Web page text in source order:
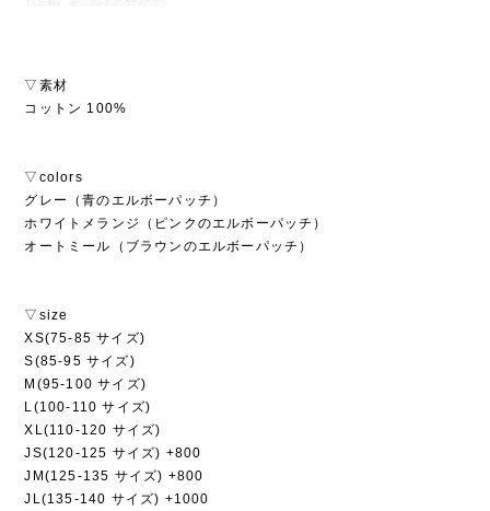
▽素材
コットン 100%
▽colors
グレー（青のエルボーパッチ）
ホワイトメランジ（ピンクのエルボーパッチ）
オートミール（ブラウンのエルボーパッチ）
▽size
XS(75-85 サイズ)
S(85-95 サイズ)
M(95-100 サイズ)
L(100-110 サイズ)
XL(110-120 サイズ)
JS(120-125 サイズ) +800
JM(125-135 サイズ) +800
JL(135-140 サイズ) +1000